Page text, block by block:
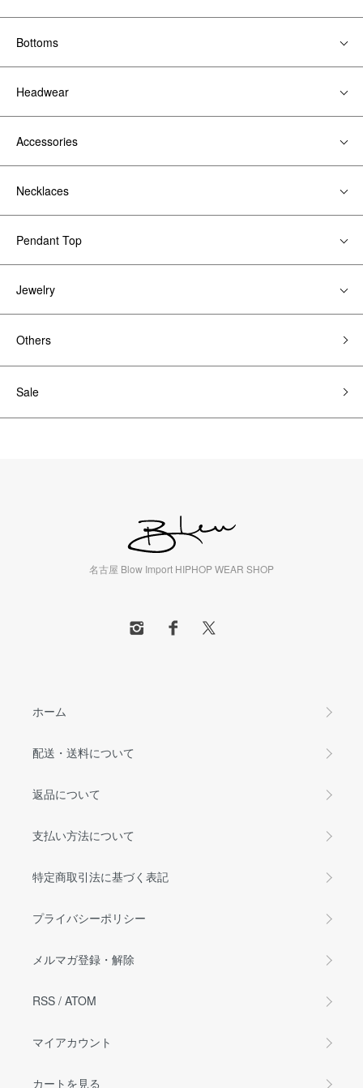
Bottoms
Headwear
Accessories
Necklaces
Pendant Top
Jewelry
Others
Sale
名古屋 Blow Import HIPHOP WEAR SHOP
ホーム
配送・送料について
返品について
支払い方法について
特定商取引法に基づく表記
プライバシーポリシー
メルマガ登録・解除
RSS / ATOM
マイアカウント
カートを見る